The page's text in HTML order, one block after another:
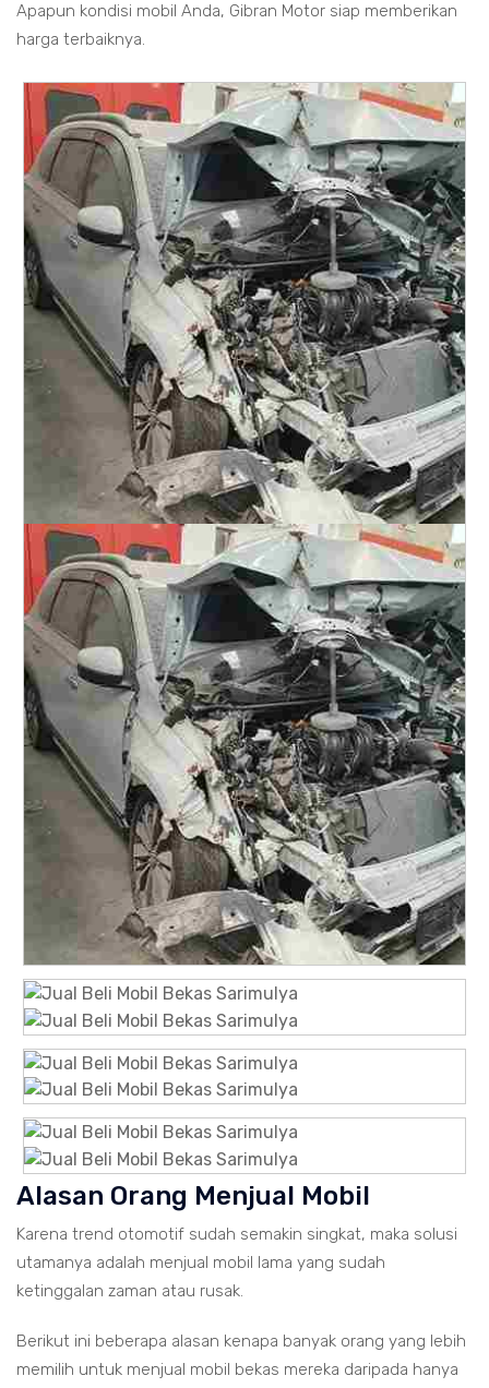
Apapun kondisi mobil Anda, Gibran Motor siap memberikan
harga terbaiknya.
Alasan Orang Menjual Mobil
Karena trend otomotif sudah semakin singkat, maka solusi
utamanya adalah menjual mobil lama yang sudah
ketinggalan zaman atau rusak.
Berikut ini beberapa alasan kenapa banyak orang yang lebih
memilih untuk menjual mobil bekas mereka daripada hanya